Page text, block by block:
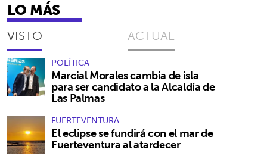
LO MÁS
VISTO ACTUAL
POLÍTICA
Marcial Morales cambia de isla
para ser candidato a la Alcaldía de
Las Palmas
FUERTEVENTURA
El eclipse se fundirá con el mar de
Fuerteventura al atardecer